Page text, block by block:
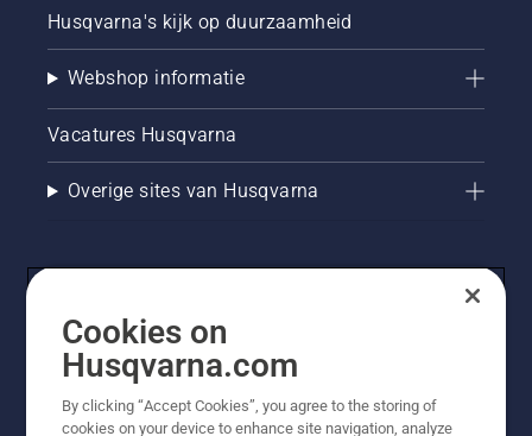
Husqvarna's kijk op duurzaamheid
Webshop informatie
Vacatures Husqvarna
Overige sites van Husqvarna
Cookies on
Husqvarna.com
By clicking “Accept Cookies”, you agree to the storing of
cookies on your device to enhance site navigation, analyze